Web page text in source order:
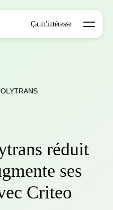
Ça m'intéresse Open
réduit
ses
Criteo